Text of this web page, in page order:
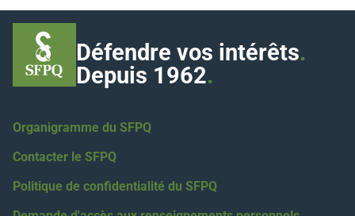
Défendre vos intérêts.
Depuis 1962.
Organigramme du SFPQ
Contacter le SFPQ
Politique de confidentialité du SFPQ